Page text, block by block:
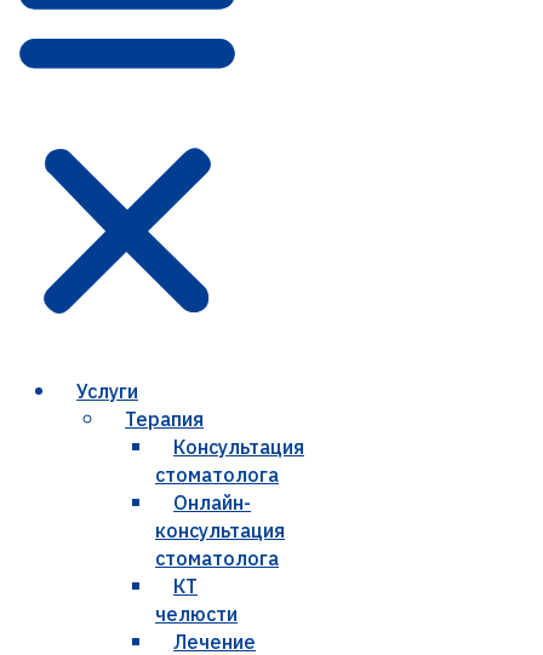
Услуги
Терапия
Консультация
стоматолога
Онлайн-
консультация
стоматолога
КТ
челюсти
Лечение